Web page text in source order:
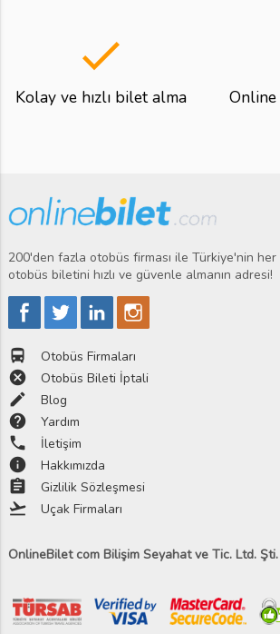
done
Kolay ve hızlı bilet alma Online
200'den fazla otobüs firması ile Türkiye'nin
otobüs biletini hızlı ve güvenle almanın adresi!
directions_bus Otobüs Firmaları
cancel Otobüs Bileti İptali
edit Blog
help Yardım
phone İletişim
info Hakkımızda
assignment Gizlilik Sözleşmesi
flight_takeoff Uçak Firmaları
OnlineBilet com Bilişim Seyahat ve Tic. Ltd. Şti.